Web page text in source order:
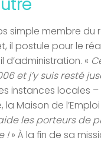
simple membre du
il postule pour le
«
et j’y suis resté
instances locales –
Maison de
les porteurs de
!» À la fin de sa